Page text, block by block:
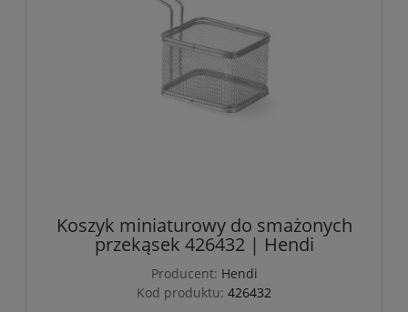
Koszyk miniaturowy do smażonych
przekąsek 426432 | Hendi
Producent: Hendi
Kod produktu: 426432